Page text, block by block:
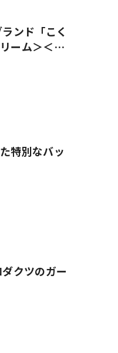
ンド「こく
ーム＞＜ビ
特別なバッ
クツのガー